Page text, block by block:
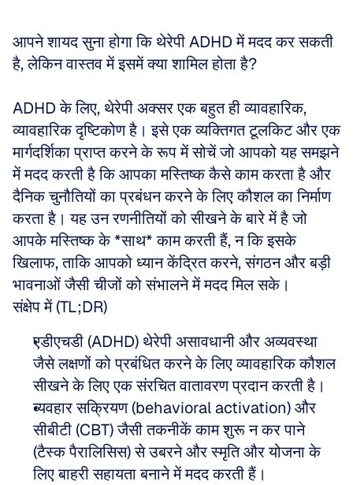
आपने शायद सुना होगा कि थेरेपी ADHD में मदद कर सकती
है, लेकिन वास्तव में इसमें क्या शामिल होता है?
ADHD के लिए, थेरेपी अक्सर एक बहुत ही व्यावहारिक,
व्यावहारिक दृष्टिकोण है। इसे एक व्यक्तिगत टूलकिट और एक
मार्गदर्शिका प्राप्त करने के रूप में सोचें जो आपको यह समझने
में मदद करती है कि आपका मस्तिष्क कैसे काम करता है और
दैनिक चुनौतियों का प्रबंधन करने के लिए कौशल का निर्माण
करता है। यह उन रणनीतियों को सीखने के बारे में है जो
आपके मस्तिष्क के *साथ* काम करती हैं, न कि इसके
खिलाफ, ताकि आपको ध्यान केंद्रित करने, संगठन और बड़ी
भावनाओं जैसी चीजों को संभालने में मदद मिल सके।
संक्षेप में (TL;DR)
एडीएचडी (ADHD) थेरेपी असावधानी और अव्यवस्था
जैसे लक्षणों को प्रबंधित करने के लिए व्यावहारिक कौशल
सीखने के लिए एक संरचित वातावरण प्रदान करती है।
व्यवहार सक्रियण (behavioral activation) और
सीबीटी (CBT) जैसी तकनीकें काम शुरू न कर पाने
(टैस्क पैरालिसिस) से उबरने और स्मृति और योजना के
लिए बाहरी सहायता बनाने में मदद करती हैं।